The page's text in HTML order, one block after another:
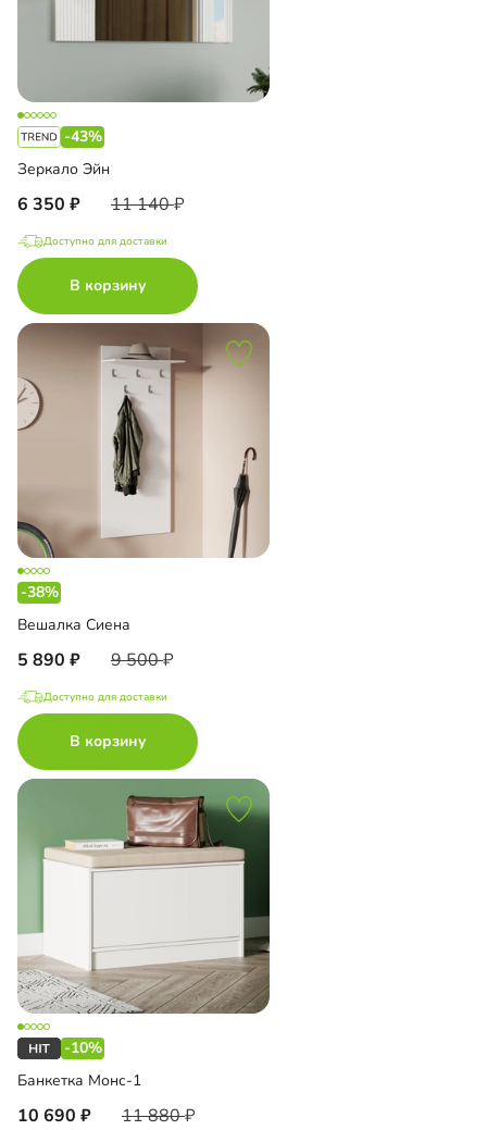
-43%
Зеркало Эйн
6 350 11 140
Доступно для доставки
В корзину
-38%
Вешалка Сиена
5 890 9 500
Доступно для доставки
В корзину
-10%
Банкетка Монс-1
10 690 11 880